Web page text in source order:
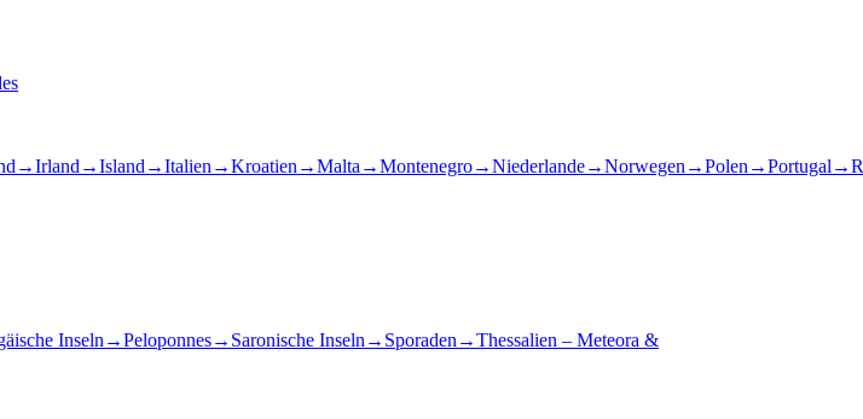
→Irland →Island →Italien →Kroatien →Malta →Montenegro→Niederlande→Norwegen →Polen →Portugal →
Inseln →Peloponnes→ Saronische Inseln → Sporaden →Thessalien – Meteora &